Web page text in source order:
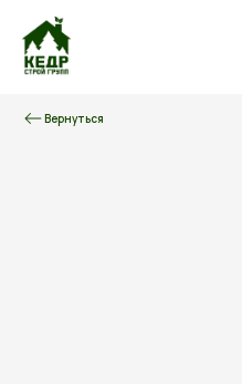
Вернуться